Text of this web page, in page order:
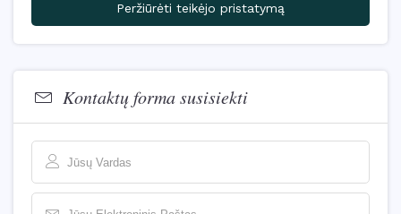
Peržiūrėti teikėjo pristatymą
Kontaktų forma susisiekti